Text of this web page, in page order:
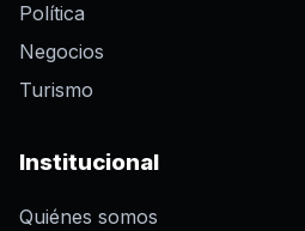
Política
Negocios
Turismo
Institucional
Quiénes somos